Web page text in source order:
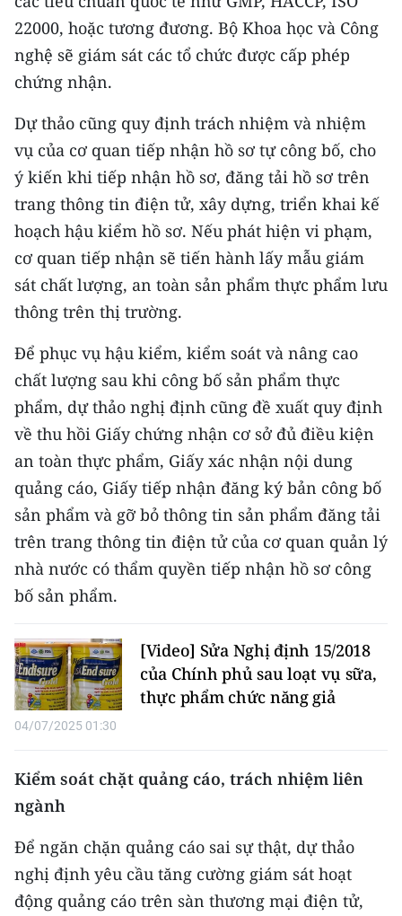
22000, hoặc tương đương. Bộ Khoa học và Công
nghệ sẽ giám sát các tổ chức được cấp phép
chứng nhận.
Dự thảo cũng quy định trách nhiệm và nhiệm
vụ của cơ quan tiếp nhận hồ sơ tự công bố, cho
ý kiến khi tiếp nhận hồ sơ, đăng tải hồ sơ trên
trang thông tin điện tử, xây dựng, triển khai kế
hoạch hậu kiểm hồ sơ. Nếu phát hiện vi phạm,
cơ quan tiếp nhận sẽ tiến hành lấy mẫu giám
sát chất lượng, an toàn sản phẩm thực phẩm lưu
thông trên thị trường.
Để phục vụ hậu kiểm, kiểm soát và nâng cao
chất lượng sau khi công bố sản phẩm thực
phẩm, dự thảo nghị định cũng đề xuất quy định
về thu hồi Giấy chứng nhận cơ sở đủ điều kiện
an toàn thực phẩm, Giấy xác nhận nội dung
quảng cáo, Giấy tiếp nhận đăng ký bản công bố
sản phẩm và gỡ bỏ thông tin sản phẩm đăng tải
trên trang thông tin điện tử của cơ quan quản lý
nhà nước có thẩm quyền tiếp nhận hồ sơ công
bố sản phẩm.
[Video] Sửa Nghị định 15/2018
của Chính phủ sau loạt vụ sữa,
thực phẩm chức năng giả
04/07/2025 01:30
Kiểm soát chặt quảng cáo, trách nhiệm liên
ngành
Để ngăn chặn quảng cáo sai sự thật, dự thảo
nghị định yêu cầu tăng cường giám sát hoạt
động quảng cáo trên sàn thương mại điện tử,